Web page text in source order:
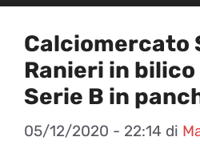
Calciomercato
Ranieri in bilico
Serie B in
05/12/2020 - 22:14 di